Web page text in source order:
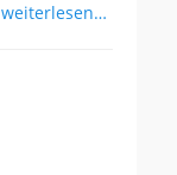
weiterlesen…